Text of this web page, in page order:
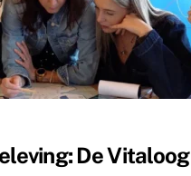
De Vitaloog